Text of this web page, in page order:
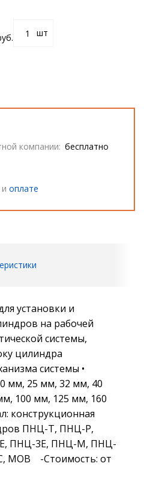
шт
компании: бесплатно
и оплате
установки и
на рабочей
системы,
цилиндра
системы •
мм, 25 мм, 32 мм, 40
100 мм, 125 мм, 160
конструкционная
ПНЦ-Т, ПНЦ-Р,
ПНЦ-3Е, ПНЦ-М, ПНЦ-
MOB -Стоимость: от